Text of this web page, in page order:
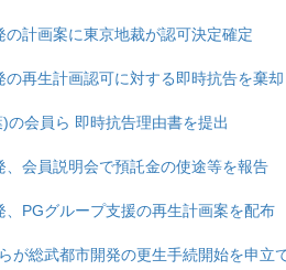
計画案に東京地裁が認可決定確定
再生計画認可に対する即時抗告を棄却
会員ら 即時抗告理由書を提出
会員説明会で預託金の使途等を報告
PGグループ支援の再生計画案を配布
総武都市開発の更生手続開始を申立